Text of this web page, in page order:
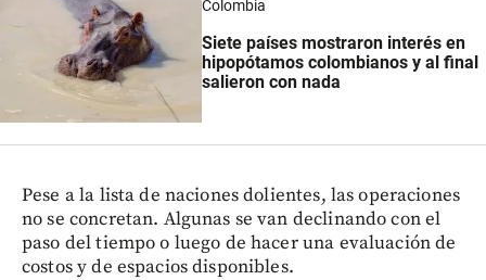
Colombia
Siete países mostraron interés en
hipopótamos colombianos y al final
salieron con nada
Pese a la lista de naciones dolientes, las operaciones
no se concretan. Algunas se van declinando con el
paso del tiempo o luego de hacer una evaluación de
costos y de espacios disponibles.